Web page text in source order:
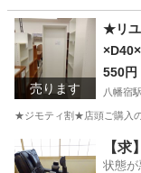
千葉 千葉市 浜野駅
売ります
★リユ
550円
八幡宿駅
★ジモティ割★店頭ご購入
千葉 千葉市 八幡
【
状態が